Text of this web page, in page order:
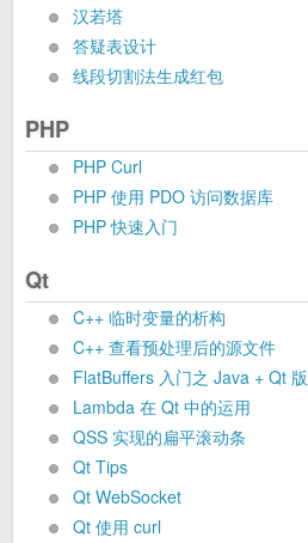
汉若塔
答疑表设计
线段切割法生成红包
PHP
PHP Curl
PHP 使用 PDO 访问数据库
PHP 快速入门
Qt
C++ 临时变量的析构
C++ 查看预处理后的源文件
FlatBuffers 入门之 Java + Qt 版
Lambda 在 Qt 中的运用
QSS 实现的扁平滚动条
Qt Tips
Qt WebSocket
Qt 使用 curl